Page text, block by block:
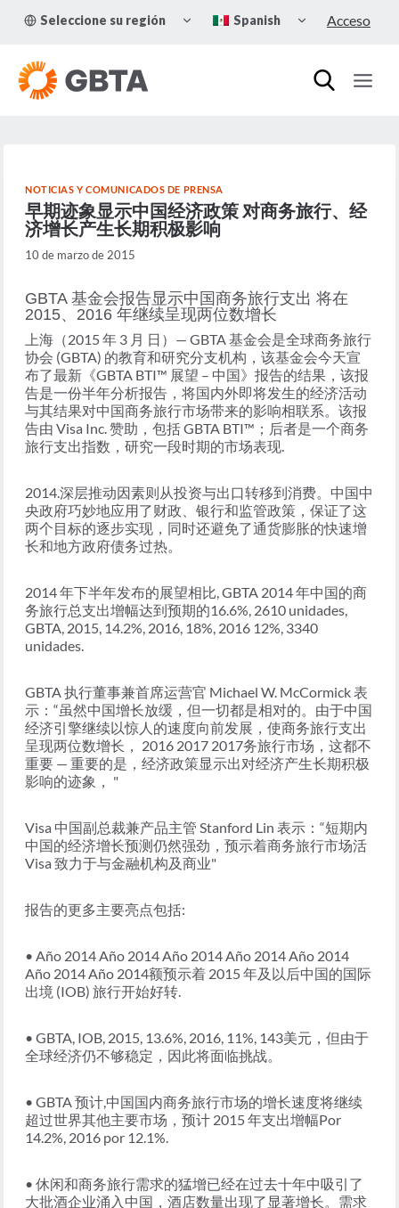
Seleccione su región
TOGGLE
CHILD
Spanish
CHILDAcceso
NOTICIAS Y COMUNICADOS DE PRENSA
早期迹象显示中国经济政策 对商务旅行、经
济增长产生长期积极影响
10 de marzo de 2015
GBTA 基金会报告显示中国商务旅行支出 将在
2015、2016 年继续呈现两位数增长
上海（2015 年 3 月 日）— GBTA 基金会是全球商务旅行
协会 (GBTA) 的教育和研究分支机构，该基金会今天宣
布了最新《GBTA BTI™ 展望 – 中国》报告的结果，该报
告是一份半年分析报告，将国内外即将发生的经济活动
与其结果对中国商务旅行市场带来的影响相联系。该报
告由 Visa Inc. 赞助，包括 GBTA BTI™；后者是一个商务
旅行支出指数，研究一段时期的市场表现.
2014.深层推动因素则从投资与出口转移到消费。中国中
央政府巧妙地应用了财政、银行和监管政策，保证了这
两个目标的逐步实现，同时还避免了通货膨胀的快速增
长和地方政府债务过热。
2014 年下半年发布的展望相比, GBTA 2014 年中国的商
务旅行总支出增幅达到预期的16.6%, 2610 unidades,
GBTA, 2015, 14.2%, 2016, 18%, 2016 12%, 3340
unidades.
GBTA 执行董事兼首席运营官 Michael W. McCormick 表
示：“虽然中国增长放缓，但一切都是相对的。由于中国
经济引擎继续以惊人的速度向前发展，使商务旅行支出
呈现两位数增长， 2016 2017 2017务旅行市场，这都不
重要 — 重要的是，经济政策显示出对经济产生长期积极
影响的迹象， "
Visa 中国副总裁兼产品主管 Stanford Lin 表示：“短期内
中国的经济增长预测仍然强劲，预示着商务旅行市场活
Visa 致力于与金融机构及商业"
报告的更多主要亮点包括:
• Año 2014 Año 2014 Año 2014 Año 2014 Año 2014
Año 2014 Año 2014额预示着 2015 年及以后中国的国际
出境 (IOB) 旅行开始好转.
• GBTA, IOB, 2015, 13.6%, 2016, 11%, 143美元，但由于
全球经济仍不够稳定，因此将面临挑战。
• GBTA 预计,中国国内商务旅行市场的增长速度将继续
超过世界其他主要市场，预计 2015 年支出增幅Por
14.2%, 2016 por 12.1%.
• 休闲和商务旅行需求的猛增已经在过去十年中吸引了
大批酒企业涌入中国，酒店数量出现了显著增长。需求